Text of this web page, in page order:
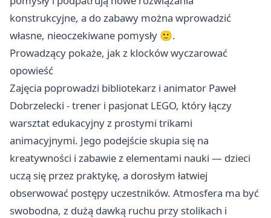
konstrukcyjne, a do zabawy można wprowadzić
własne, nieoczekiwane pomysły 🙂.
Prowadzący pokaże, jak z klocków wyczarować
opowieść
Zajęcia poprowadzi bibliotekarz i animator Paweł
Dobrzelecki - trener i pasjonat LEGO, który łączy
warsztat edukacyjny z prostymi trikami
animacyjnymi. Jego podejście skupia się na
kreatywności i zabawie z elementami nauki — dzieci
uczą się przez praktykę, a dorosłym łatwiej
obserwować postępy uczestników. Atmosfera ma być
swobodna, z dużą dawką ruchu przy stolikach i